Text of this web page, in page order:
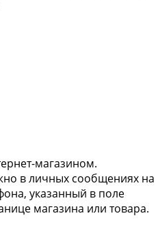
магазином.
в личных сообщениях на
, указанный в поле
магазина или товара.